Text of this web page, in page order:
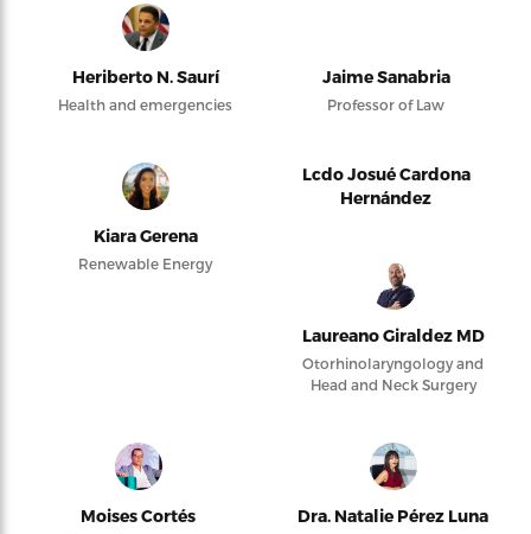
Heriberto N. Saurí
Health and emergencies
Jaime Sanabria
Professor of Law
Kiara Gerena
Renewable Energy
Lcdo Josué Cardona
Hernández
Laureano Giraldez MD
Otorhinolaryngology and
Head and Neck Surgery
Moises Cortés Dra. Natalie Pérez Luna